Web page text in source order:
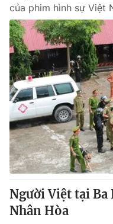
Ðiện thoại Thời báo VTV:
Email:toasoan@vtv.vn
Liên hệ quảng cáo:024-
® Cấm sao chép dưới mọi
thuận bằng văn bản. Ghi
của phim hình sự Việt
Người Việt tại Ba
Nhân Hòa